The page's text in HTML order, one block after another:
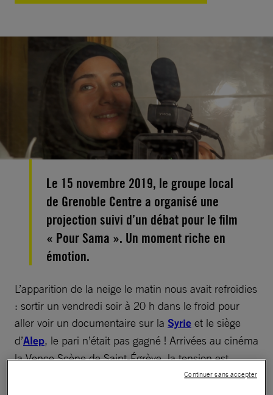
Le 15 novembre 2019, le groupe local
de Grenoble Centre a organisé une
projection suivi d’un débat pour le film
« Pour Sama ». Un moment riche en
émotion.
L’apparition de la neige le matin nous avait refroidies
: sortir un vendredi soir à 20 h dans le froid pour
aller voir un documentaire sur la Syrie et le siège
d’Alep, le pari n’était pas gagné ! Arrivées au cinéma
la Vence Scène de Saint-Égrève, la tension est
montée d’un cran en voyant qu’on nous avait
Continuer sans accepter